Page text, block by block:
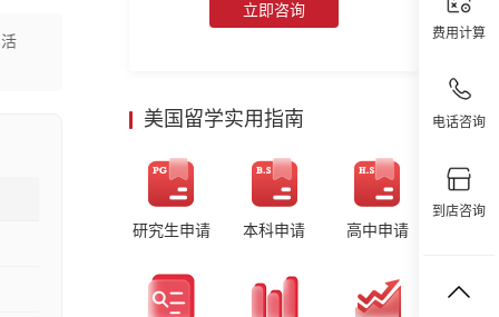
费用计算
电话咨询
到店咨询
立即咨询
美国留学实用指南
研究生申请 本科申请 高中申请